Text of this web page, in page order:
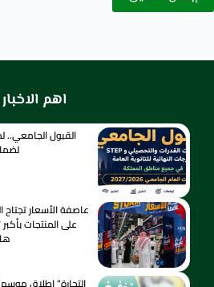
اهم الاخبار
القبول الجامعي..
على المنتجات